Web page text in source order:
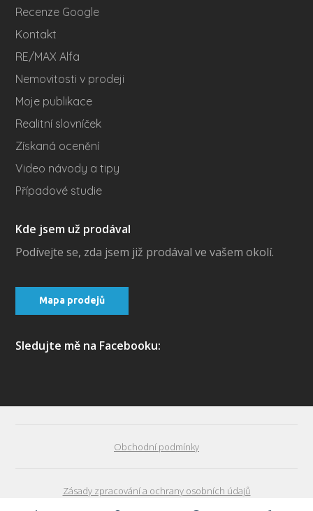
Recenze Google
Kontakt
RE/MAX Alfa
Nemovitosti v prodeji
Moje publikace
Realitní slovníček
Získaná ocenění
Video návody a tipy
Případové studie
Kde jsem už prodával
Podívejte se, zda jsem již prodával ve vašem okolí.
Mapa prodejů
Sledujte mě na Facebooku:
Obchodní podmínky
Zásady zpracování a ochrany osobních údajů